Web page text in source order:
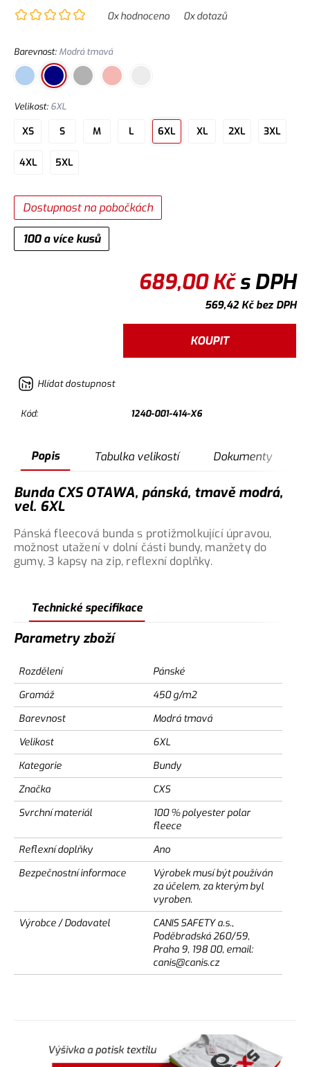
0x hodnoceno 0x dotazů
Barevnost:Modrá tmavá
Velikost: 6XL
XS S M L 6XL XL 2XL 3XL
4XL 5XL
100 a více kusů
Dostupnost na pobočkách
689,00Kčs DPH
569,42 Kčbez DPH
KOUPIT
Hlídat dostupnost
Kód: 1240-001-414-X6
Popis Tabulka velikostí Dokumenty
Bunda CXS OTAWA, pánská, tmavě modrá,
vel. 6XL
Pánská fleecová bunda s protižmolkující úpravou,
možnost utažení v dolní části bundy, manžety do
gumy, 3 kapsy na zip, reflexní doplňky.
Technické specifikace
Parametry zboží
Rozdělení
Pánské
Gramáž
450 g/m2
Barevnost
Modrá tmavá
Velikost
6XL
Kategorie
Bundy
Značka
CXS
Svrchní materiál
100 % polyester polar
fleece
Reflexní doplňky
Ano
Bezpečnostní informace
Výrobek musí být používán
za účelem, za kterým byl
vyroben.
Výrobce / Dodavatel
CANIS SAFETY a.s.,
Poděbradská 260/59,
Praha 9, 198 00, email:
canis@canis.cz